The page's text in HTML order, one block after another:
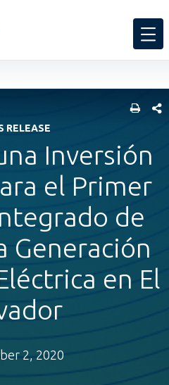
RELEASE
Inversión
el Primer
de
Generación
en El
2, 2020